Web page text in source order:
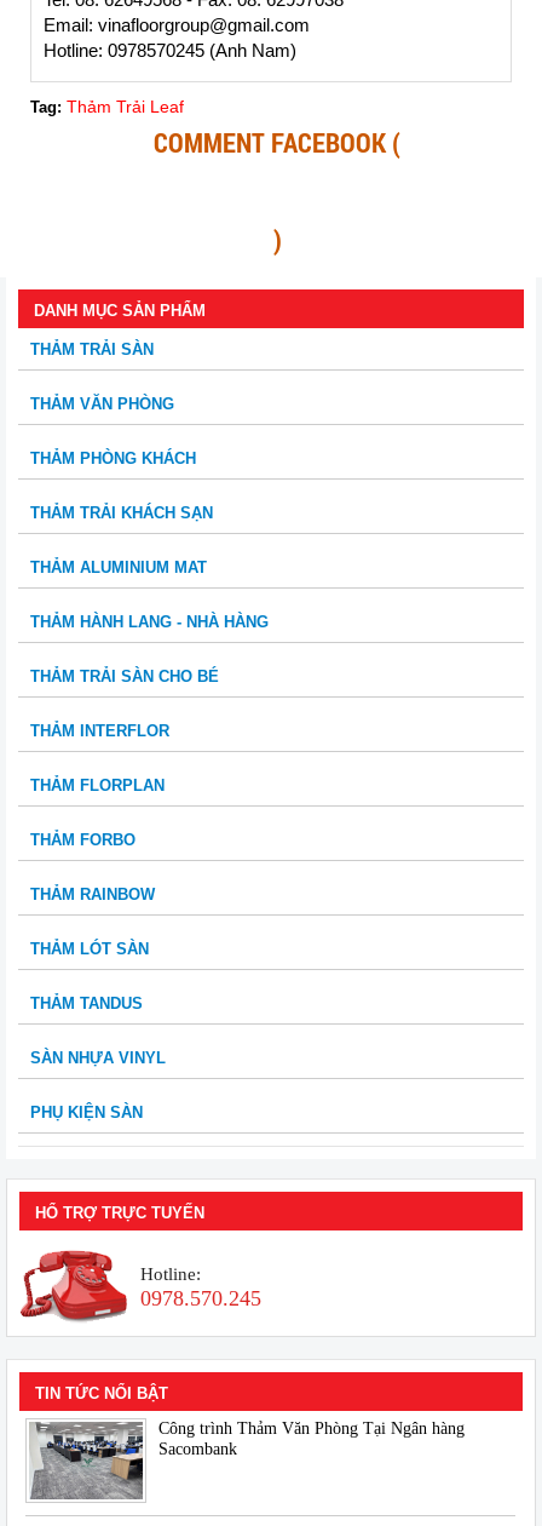
Email: vinafloorgroup@gmail.com
Hotline: 0978570245 (Anh Nam)
Tag: Thảm Trải Leaf
COMMENT FACEBOOK (
)
DANH MỤC SẢN PHẨM
THẢM TRẢI SÀN
THẢM VĂN PHÒNG
THẢM PHÒNG KHÁCH
THẢM TRẢI KHÁCH SẠN
THẢM ALUMINIUM MAT
THẢM HÀNH LANG - NHÀ HÀNG
THẢM TRẢI SÀN CHO BÉ
THẢM INTERFLOR
THẢM FLORPLAN
THẢM FORBO
THẢM RAINBOW
THẢM LÓT SÀN
THẢM TANDUS
SÀN NHỰA VINYL
PHỤ KIỆN SÀN
HỔ TRỢ TRỰC TUYẾN
Hotline:
0978.570.245
TIN TỨC NỔI BẬT
Công trình Thảm Văn Phòng Tại Ngân hàng
Sacombank